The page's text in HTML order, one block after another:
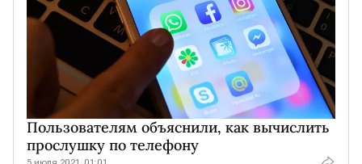
Пользователям объяснили, как вычислить
прослушку по телефону